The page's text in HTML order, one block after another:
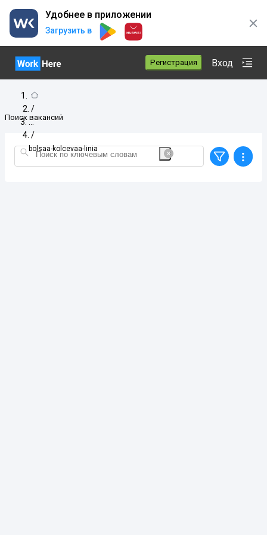
Удобнее в приложении
Загрузить в
Регистрация Вход
/
/
bolsaa-kolcevaa-linia
Поиск вакансий